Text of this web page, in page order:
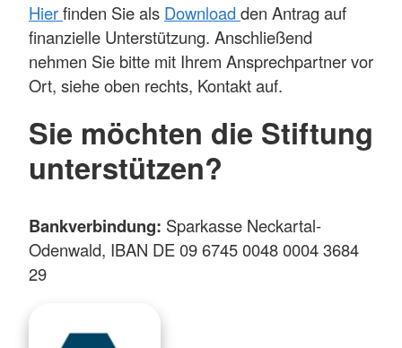
Hierfinden Sie als Download den Antrag auf
finanzielle Unterstützung. Anschließend
nehmen Sie bitte mit Ihrem Ansprechpartner vor
Ort, siehe oben rechts, Kontakt auf.
Sie möchten die Stiftung
unterstützen?
Bankverbindung: Sparkasse Neckartal-
Odenwald, IBAN DE 09 6745 0048 0004 3684
29